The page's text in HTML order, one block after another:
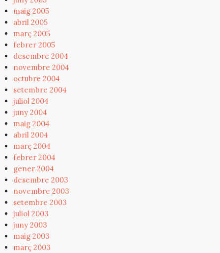
maig 2005
abril 2005
març 2005
febrer 2005
desembre 2004
novembre 2004
octubre 2004
setembre 2004
juliol 2004
juny 2004
maig 2004
abril 2004
març 2004
febrer 2004
gener 2004
desembre 2003
novembre 2003
setembre 2003
juliol 2003
juny 2003
maig 2003
març 2003